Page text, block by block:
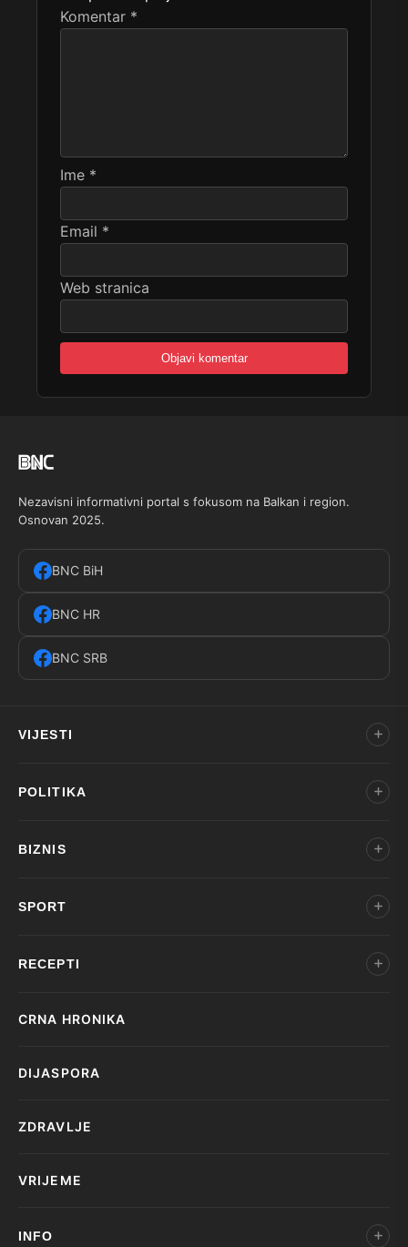
Komentar *
Ime *
Email *
Web stranica
Nezavisni informativni portal s fokusom na Balkan i region.
Osnovan 2025.
BNC BiH
BNC HR
BNC SRB
VIJESTI
POLITIKA
BIZNIS
SPORT
RECEPTI
CRNA HRONIKA
DIJASPORA
ZDRAVLJE
VRIJEME
INFO